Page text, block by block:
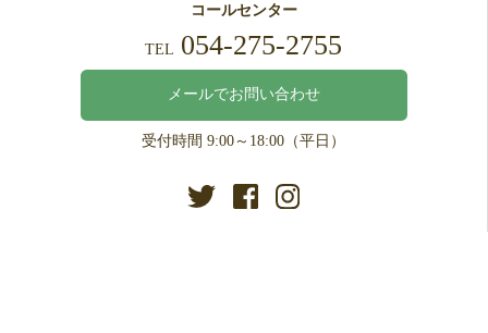
コールセンター
TEL 054-275-2755
メールでお問い合わせ
受付時間 9:00～18:00（平日）